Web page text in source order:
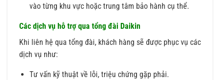
vào từng khu vực hoặc trung tâm bảo hành cụ thể.
Các dịch vụ hỗ trợ qua tổng đài Daikin
Khi liên hệ qua tổng đài, khách hàng sẽ được phục vụ các
dịch vụ như:
Tư vấn kỹ thuật về lỗi, triệu chứng gặp phải.